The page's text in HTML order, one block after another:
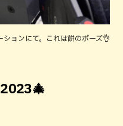
ションにて。これは餅のポーズ👌